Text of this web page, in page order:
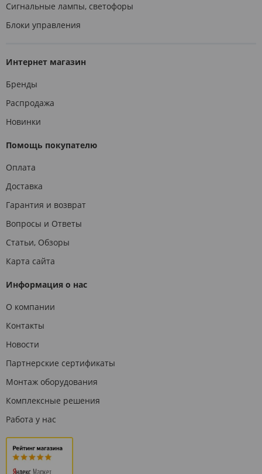
Сигнальные лампы, светофоры
Блоки управления
Интернет магазин
Бренды
Распродажа
Новинки
Помощь покупателю
Оплата
Доставка
Гарантия и возврат
Вопросы и Ответы
Статьи, Обзоры
Карта сайта
Информация о нас
О компании
Контакты
Новости
Партнерские сертификаты
Монтаж оборудования
Комплексные решения
Работа у нас